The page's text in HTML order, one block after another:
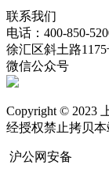
联系我们
电话：400-850-
徐汇区斜土路1175
微信公众号
Copyright © 2023
经授权禁止拷贝
沪公网安备